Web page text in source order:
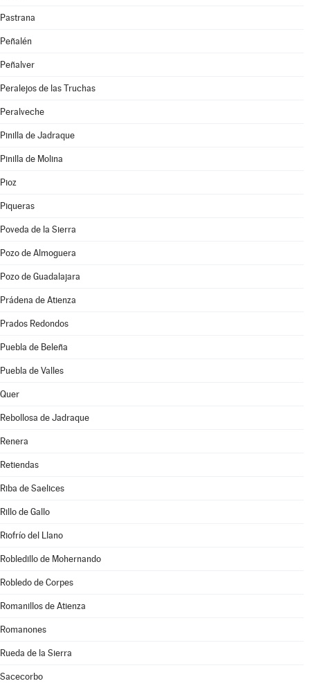
Pastrana
Peñalén
Peñalver
Peralejos de las Truchas
Peralveche
Pinilla de Jadraque
Pinilla de Molina
Pioz
Piqueras
Poveda de la Sierra
Pozo de Almoguera
Pozo de Guadalajara
Prádena de Atienza
Prados Redondos
Puebla de Beleña
Puebla de Valles
Quer
Rebollosa de Jadraque
Renera
Retiendas
Riba de Saelices
Rillo de Gallo
Riofrío del Llano
Robledillo de Mohernando
Robledo de Corpes
Romanillos de Atienza
Romanones
Rueda de la Sierra
Sacecorbo